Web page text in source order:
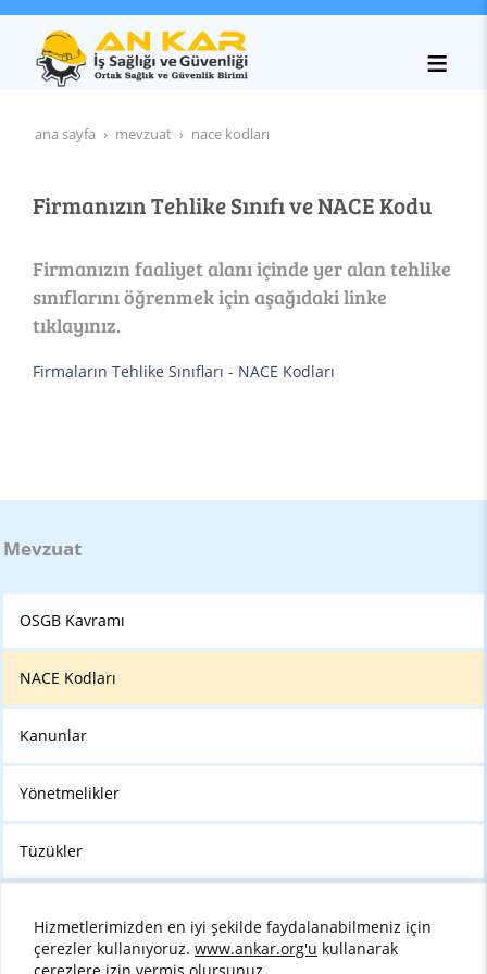
ana sayfa mevzuat nace kodları
Firmanızın Tehlike Sınıfı ve NACE Kodu
Firmanızın faaliyet alanı içinde yer alan tehlike
sınıflarını öğrenmek için aşağıdaki linke
tıklayınız.
Firmaların Tehlike Sınıfları - NACE Kodları
Mevzuat
OSGB Kavramı
NACE Kodları
Kanunlar
Yönetmelikler
Tüzükler
Hizmetlerimizden en iyi şekilde faydalanabilmeniz için
çerezler kullanıyoruz. www.ankar.org'u kullanarak